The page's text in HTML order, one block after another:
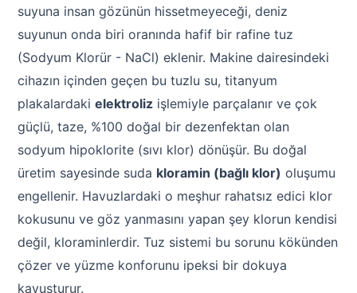
suyuna insan gözünün hissetmeyeceği, deniz
suyunun onda biri oranında hafif bir rafine tuz
(Sodyum Klorür - NaCl) eklenir. Makine dairesindeki
cihazın içinden geçen bu tuzlu su, titanyum
plakalardaki elektroliz işlemiyle parçalanır ve çok
güçlü, taze, %100 doğal bir dezenfektan olan
sodyum hipoklorite (sıvı klor) dönüşür. Bu doğal
üretim sayesinde suda kloramin (bağlı klor) oluşumu
engellenir. Havuzlardaki o meşhur rahatsız edici klor
kokusunu ve göz yanmasını yapan şey klorun kendisi
değil, kloraminlerdir. Tuz sistemi bu sorunu kökünden
çözer ve yüzme konforunu ipeksi bir dokuya
kavuşturur.